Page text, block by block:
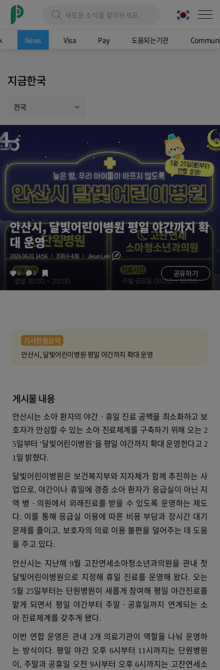
News Visa Pay 도움되는기관
지금한국
전국
안산시, 달빛어린이병원 평일 야간까지 확
대 운영
2026.06.01 14:56 조회수 439 Jieun Lee
0 0 공유하기
기사한줄요약
안산시, 달빛어린이병원 평일 야간까지 확대 운영
게시물 내용
안산시는 소아 환자의 야간 ㆍ 휴일 진료 공백을 최소화하고 보
호자가 안심할 수 있는 소아 진료체계를 구축하기 위해 오는 2
5일부터 ‘달빛어린이병원’을 평일 야간까지 확대 운영한다고 2
1 일 밝혔다.
달빛어린이병원은 보건복지부와 지자체가 함께 추진하는 사
업으로, 야간이나 휴일에 경증 소아 환자가 응급실이 아닌 지
역 병 ㆍ 의원에서 외래진료를 받을 수 있도록 운영하는 제도
다. 이를 통해 응급실 이용에 따른 비용 부담과 장시간 대기
문제를 줄이고, 보호자의 의료 이용 불편을 덜어주는 데 도움
을 주고 있다.
안산시는 지난해 9월 고잔연세소아청소년과의원을 관내 첫
달빛어린이병원으로 지정해 휴일 진료를 운영해 왔다. 오는
5월 25일부터는 단원병원이 새롭게 참여해 평일 야간진료를
맡게 되면서 평일 야간부터 주말 ㆍ 공휴일까지 연계되는 소
아 진료체계를 갖추게 됐다.
이번 연합 운영은 관내 2개 의료기관이 역할을 나눠 운영하
는 방식이다. 평일 야간 오후 6시부터 11 시까지는 단원병원
이, 주말과 공휴일 오전 9시부터 오후6시까지는 고잔연세소